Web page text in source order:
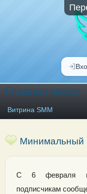
Главное меню
Витрина SMM
Минимальный
С 6 февраля
подписчикам